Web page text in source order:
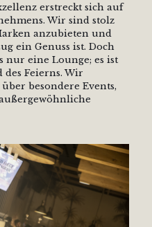
erstreckt sich auf
Wir sind stolz
anzubieten und
ein Genuss ist. Doch
nur eine Lounge; es ist
Feierns. Wir
besondere Events,